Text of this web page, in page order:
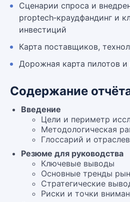
Сценарии спроса и
proptech‑краудфандинг и
инвестиций
Карта поставщиков,
Дорожная карта пилотов
Содержание
Введение
Цели и периметр
Методологическая
Глоссарий и
Резюме для руководства
Ключевые выводы
Основные тренды
Стратегические
Риски и точки